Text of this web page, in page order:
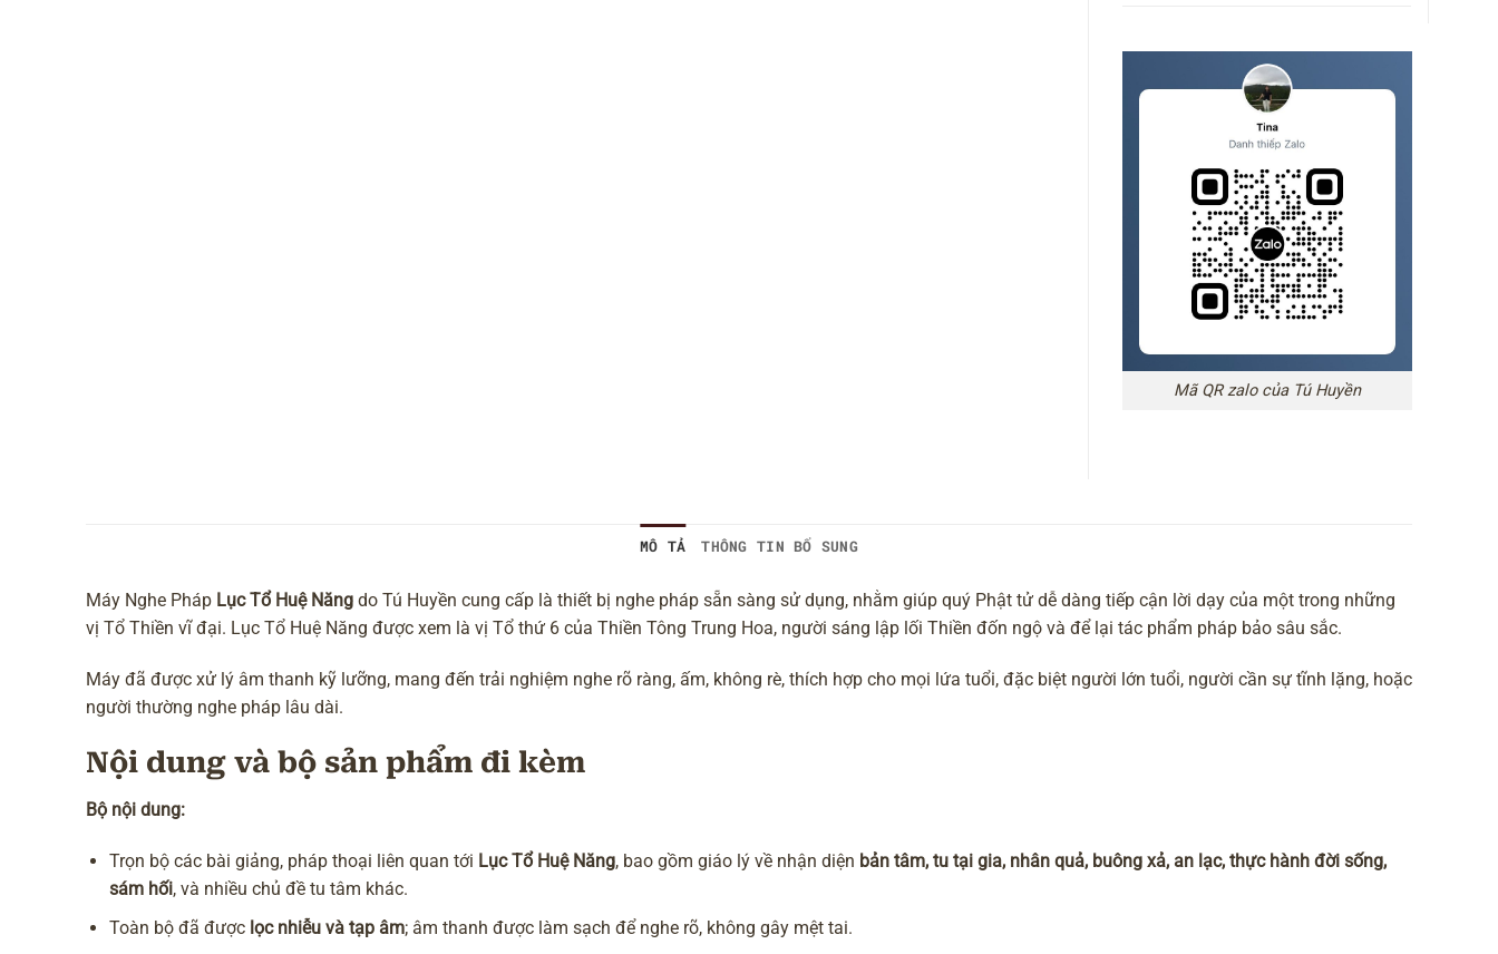
Mã QR zalo của Tú Huyền
MÔ TẢ THÔNG TIN BỔ SUNG
Máy Nghe Pháp Lục Tổ Huệ Năng do Tú Huyền cung cấp là thiết bị nghe pháp sẵn sàng sử dụng, nhằm giúp quý Phật tử dễ dàng tiếp cận lời dạy của một trong những
vị Tổ Thiền vĩ đại. Lục Tổ Huệ Năng được xem là vị Tổ thứ 6 của Thiền Tông Trung Hoa, người sáng lập lối Thiền đốn ngộ và để lại tác phẩm pháp bảo sâu sắc.
Máy đã được xử lý âm thanh kỹ lưỡng, mang đến trải nghiệm nghe rõ ràng, ấm, không rè, thích hợp cho mọi lứa tuổi, đặc biệt người lớn tuổi, người cần sự tĩnh lặng, hoặc
người thường nghe pháp lâu dài.
Nội dung và bộ sản phẩm đi kèm
Bộ nội dung:
Trọn bộ các bài giảng, pháp thoại liên quan tới Lục Tổ Huệ Năng, bao gồm giáo lý về nhận diện bản tâm, tu tại gia, nhân quả, buông xả, an lạc, thực hành đời sống,
sám hối, và nhiều chủ đề tu tâm khác.
Toàn bộ đã được lọc nhiễu và tạp âm; âm thanh được làm sạch để nghe rõ, không gây mệt tai.